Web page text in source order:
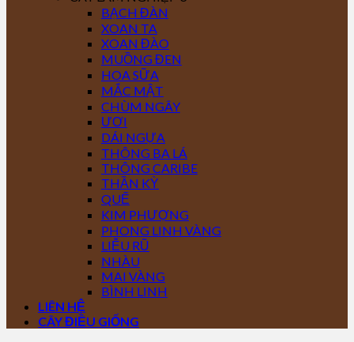
BẠCH ĐÀN
XOAN TA
XOAN ĐÀO
MUỒNG ĐEN
HOA SỮA
MẮC MẬT
CHÙM NGÂY
ƯƠI
DÁI NGỰA
THÔNG BA LÁ
THÔNG CARIBE
THẦN KỲ
QUẾ
KIM PHƯỢNG
PHONG LINH VÀNG
LIỄU RŨ
NHÀU
MAI VÀNG
BÌNH LINH
LIÊN HỆ
CÂY ĐIỀU GIỐNG